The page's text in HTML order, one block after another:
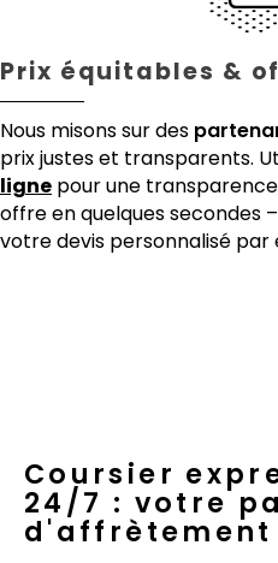
Prix équitables &
Nous misons sur des
prix justes et transparents.
ligne pour une
offre en quelques secondes
votre devis personnalisé par
Coursier
24/7 : votre
d'affrètement